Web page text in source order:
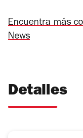
Encuentra más
News
Detalles